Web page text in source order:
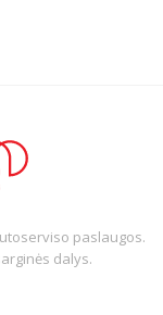
paslaugos.
dalys.